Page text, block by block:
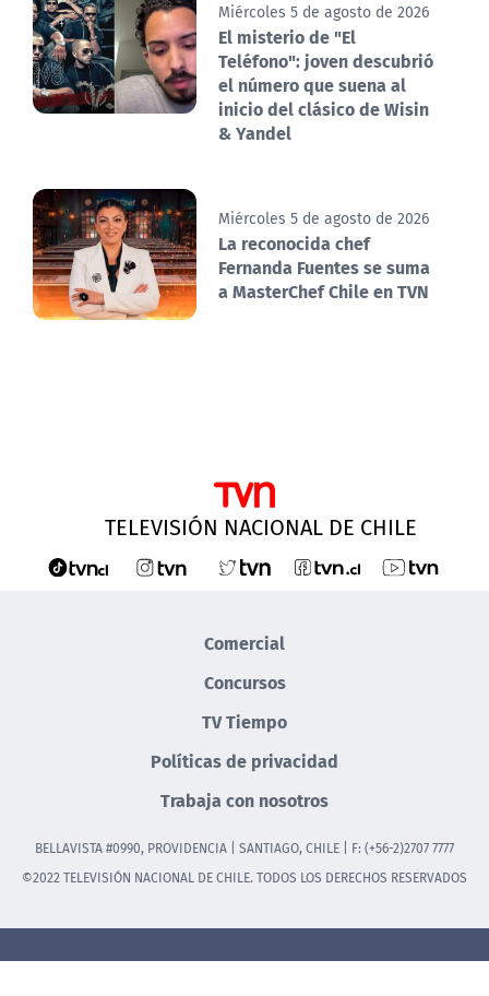
Miércoles 5 de agosto de 2026
El misterio de "El
Teléfono": joven descubrió
el número que suena al
inicio del clásico de Wisin
& Yandel
Miércoles 5 de agosto de 2026
La reconocida chef
Fernanda Fuentes se suma
a MasterChef Chile en TVN
TELEVISIÓN NACIONAL DE CHILE
Comercial
Concursos
TV Tiempo
Políticas de privacidad
Trabaja con nosotros
BELLAVISTA #0990, PROVIDENCIA | SANTIAGO, CHILE | F: (+56-2)2707 7777
©2022 TELEVISIÓN NACIONAL DE CHILE. TODOS LOS DERECHOS RESERVADOS